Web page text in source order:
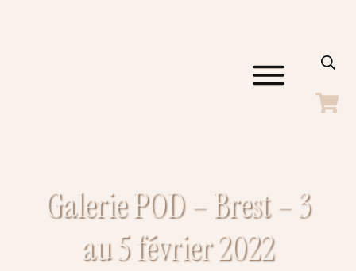
A PROPOS
CONTACT
Galerie POD – Brest – 3
au 5 février 2022